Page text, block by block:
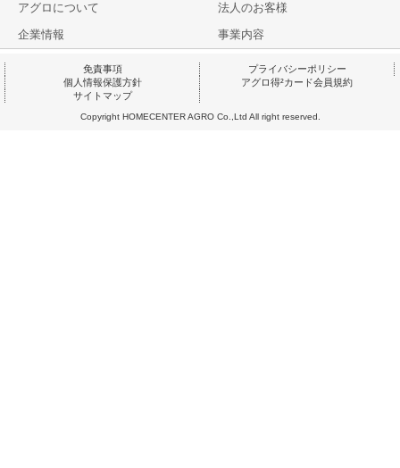
アグロについて
法人のお客様
企業情報
事業内容
免責事項
プライバシーポリシー
個人情報保護方針
アグロ得²カード会員規約
サイトマップ
Copyright HOMECENTER AGRO Co.,Ltd All right reserved.